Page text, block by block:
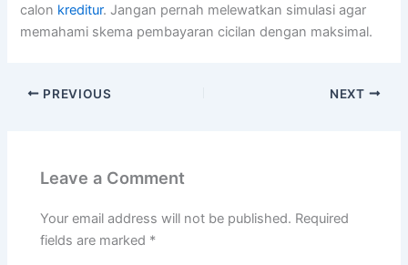
calon kreditur. Jangan pernah melewatkan simulasi agar
memahami skema pembayaran cicilan dengan maksimal.
PREVIOUS NEXT
Leave a Comment
Your email address will not be published. Required
fields are marked *